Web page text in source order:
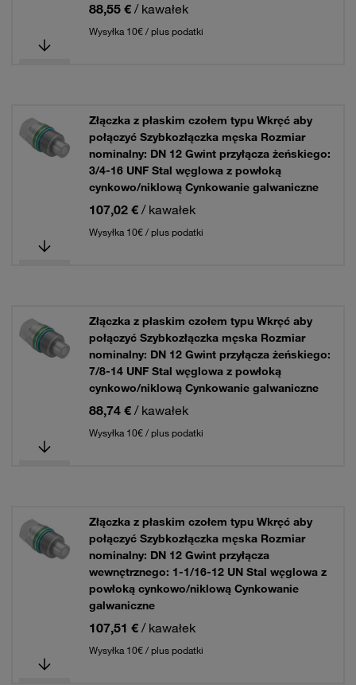
88,55 € / kawałek
Wysyłka 10€ / plus podatki
Złączka z płaskim czołem typu Wkręć aby
połączyć Szybkozłączka męska Rozmiar
nominalny: DN 12 Gwint przyłącza żeńskiego:
3/4-16 UNF Stal węglowa z powłoką
cynkowo/niklową Cynkowanie galwaniczne
107,02 € / kawałek
Wysyłka 10€ / plus podatki
Złączka z płaskim czołem typu Wkręć aby
połączyć Szybkozłączka męska Rozmiar
nominalny: DN 12 Gwint przyłącza żeńskiego:
7/8-14 UNF Stal węglowa z powłoką
cynkowo/niklową Cynkowanie galwaniczne
88,74 € / kawałek
Wysyłka 10€ / plus podatki
Złączka z płaskim czołem typu Wkręć aby
połączyć Szybkozłączka męska Rozmiar
nominalny: DN 12 Gwint przyłącza
wewnętrznego: 1-1/16-12 UN Stal węglowa z
powłoką cynkowo/niklową Cynkowanie
galwaniczne
107,51 € / kawałek
Wysyłka 10€ / plus podatki